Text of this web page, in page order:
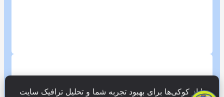
ما از کوکی‌ها برای بهبود تجربه شما و تحلیل ترافیک سایت